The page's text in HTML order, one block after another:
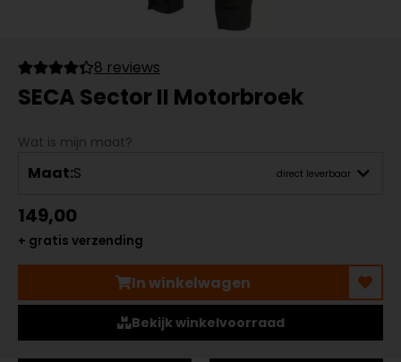
8 reviews
SECA Sector II Motorbroek
Wat is mijn maat?
Maat:S direct leverbaar
149,00
+ gratis verzending
In winkelwagen
Bekijk winkelvoorraad